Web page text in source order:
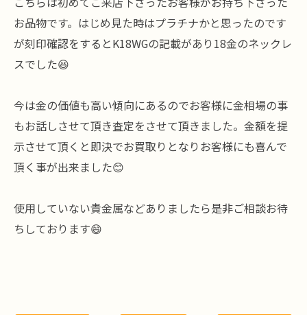
お品物です。はじめ見た時はプラチナかと思ったのです
が刻印確認をするとK18WGの記載があり18金のネックレ
スでした😆
今は金の価値も高い傾向にあるのでお客様に金相場の事
もお話しさせて頂き査定をさせて頂きました。金額を提
示させて頂くと即決でお買取りとなりお客様にも喜んで
頂く事が出来ました😊
使用していない貴金属などありましたら是非ご相談お待
ちしております😄